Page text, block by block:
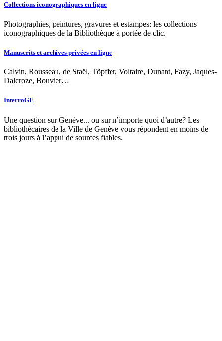
Collections iconographiques en ligne
Photographies, peintures, gravures et estampes: les collections
iconographiques de la Bibliothèque à portée de clic.
Manuscrits et archives privées en ligne
Calvin, Rousseau, de Staël, Töpffer, Voltaire, Dunant, Fazy, Jaques-
Dalcroze, Bouvier…
InterroGE
Une question sur Genève... ou sur n’importe quoi d’autre? Les
bibliothécaires de la Ville de Genève vous répondent en moins de
trois jours à l’appui de sources fiables.